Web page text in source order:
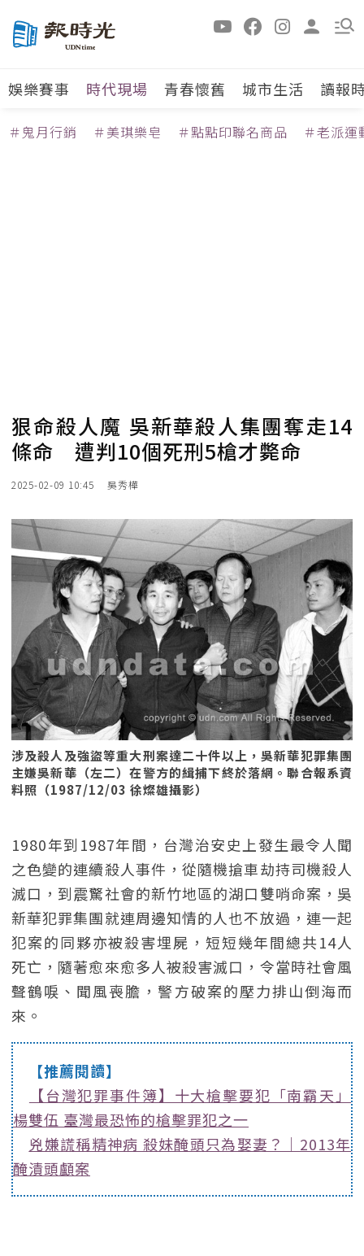
娛樂賽事 時代現場 青春懷舊 城市生活 讀報
＃鬼月行銷 ＃美琪樂皂 ＃點點印聯名商品 ＃老派運
狠命殺人魔 吳新華殺人集團奪走14
條命 遭判10個死刑5槍才斃命
2025-02-09 10:45 吳秀樺
涉及殺人及強盜等重大刑案達二十件以上，吳新華犯罪集團
主嫌吳新華（左二）在警方的緝捕下終於落網。聯合報系資
料照（1987/12/03 徐燦雄攝影）
1980年到1987年間，台灣治安史上發生最令人聞
之色變的連續殺人事件，從隨機搶車劫持司機殺人
滅口，到震驚社會的新竹地區的湖口雙哨命案，吳
新華犯罪集團就連周邊知情的人也不放過，連一起
犯案的同夥亦被殺害埋屍，短短幾年間總共14人
死亡，隨著愈來愈多人被殺害滅口，令當時社會風
聲鶴唳、聞風喪膽，警方破案的壓力排山倒海而
來。
【推薦閱讀】
【台灣犯罪事件簿】十大槍擊要犯「南霸天」
楊雙伍 臺灣最恐怖的槍擊罪犯之一
兇嫌謊稱精神病 殺妹醃頭只為娶妻？｜2013年
醃漬頭顱案